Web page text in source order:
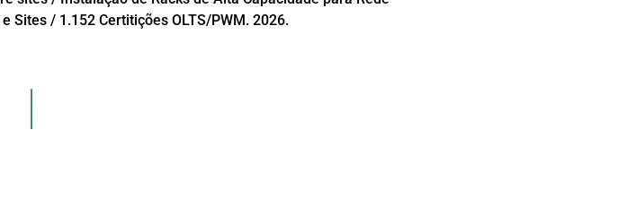
Sites / 1.152 Certitições OLTS/PWM. 2026.